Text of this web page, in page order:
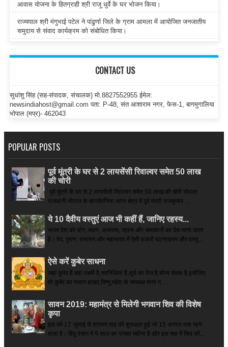
आवास योजना के हितग्राही श्री राजू धुर्वे के घर भोजन किया।
राज्यपाल श्री मंगुभाई पटेल ने पांढुर्णा जिले के ग्राम आमला में आयोजित जनजातीय
समुदाय से संवाद कार्यक्रम को संबोधित किया।
CONTACT US
सुधांशु सिंह (सह-संपादक, संचालक) मो.8827552955 ईमेल:
newsindiahost@gmail.com पता: P-48, संत आशाराम नगर, फेस-1, बागमुगालिया
भोपाल (मप्र)- 462043
POPULAR POSTS
पूर्व मूंत्री के घर से 2 लायसेंसी रिवाल्वर समेत 50 लाख
की चोरी
पूर्व मूंत्री के घर से 2 लायसेंसी रिवाल्वर समेत 50 लाख की चोरी भोपाल:
राजधानी भोपाल के बागसेवनिया थाना क्षेत्र में पूर्व मंत्री राजकुमार ...
ये 10 दैवीय वस्तुएं आज भी कहीं हैं, जानिए रहस्य...
भारत देश को योग, ध्यान, अध्यात्म, रहस्य और चमत्कारों का देश माना जाता
है। वेद, पुराण, रामायण और महाभारत में ऐसी हजारों घटनाक्रम और वस्तु...
ऐसे करें कुबेर साधना
जहां कुबेर है­ वहां लक्ष्मी है,नवनिधियां हैं,सूर्य का तेज है,योग्य सेवक है,इसीलिए
तो कुबेर का स्थान ब्रह्मा,विष्णु,महेश के समकक्ष माना ग...
सावन 2019: महामंत्र से मिलेगी भगवान शिव की विशेष
कृपा
इस वर्ष 17 जुलाई से श्रावण माह की शुरुआत हुई जो 15 अगस्त तक रहने
वाला है। हिंदू पंचांग में ये साल का पांचवा महीना है और इस माह में शिव की...